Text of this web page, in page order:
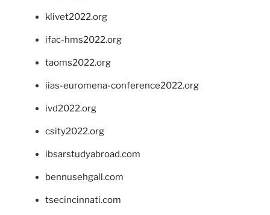
klivet2022.org
ifac-hms2022.org
taoms2022.org
iias-euromena-conference2022.org
ivd2022.org
csity2022.org
ibsarstudyabroad.com
bennusehgall.com
tsecincinnati.com